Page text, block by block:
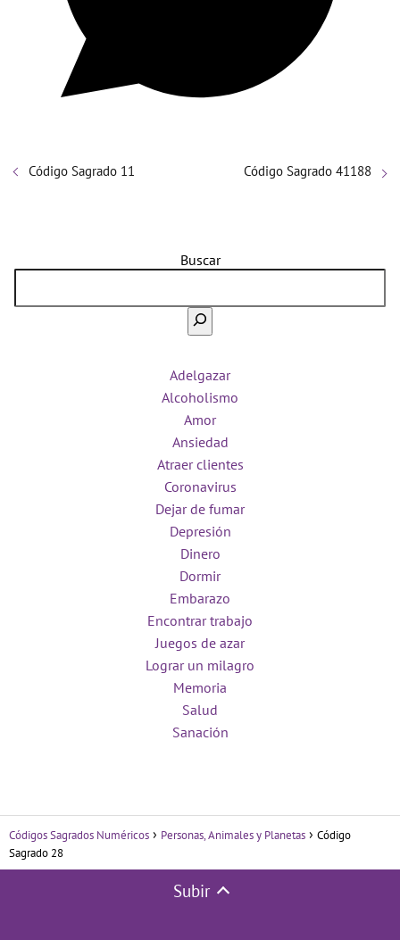
Código Sagrado 11 Código Sagrado 41188
Buscar
Adelgazar
Alcoholismo
Amor
Ansiedad
Atraer clientes
Coronavirus
Dejar de fumar
Depresión
Dinero
Dormir
Embarazo
Encontrar trabajo
Juegos de azar
Lograr un milagro
Memoria
Salud
Sanación
Códigos Sagrados Numéricos Personas, Animales y Planetas
Código
Sagrado 28
Subir